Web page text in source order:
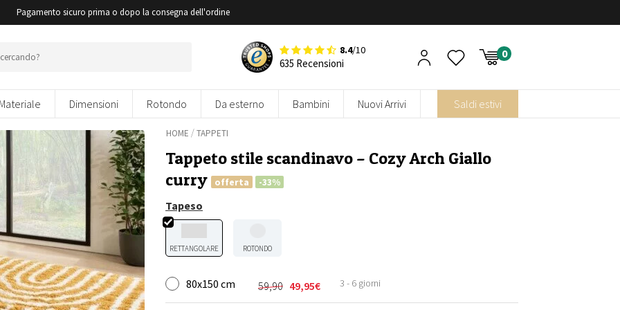
Pagamento sicuro prima o dopo la consegna dell'ordine
8.4/10
635 Recensioni
Dimensioni Rotondo Da esterno Bambini Nuovi Arrivi Saldi estivi
HOME /TAPPETI
Tappeto stile scandinavo – Cozy Arch Giallo
curry
offerta -33%
Tapeso
RETTANGOLARE ROTONDO
80x150 cm 59,90
Il
prezzo
49,95€
Il
prezzo
3 - 6 giorni